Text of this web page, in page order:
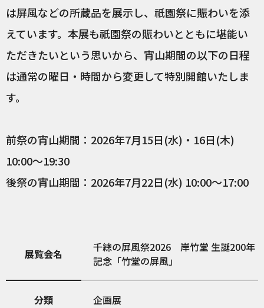
は屏風などの所蔵品を展示し、祇園祭に賑わいを添
えています。本展も祇園祭の賑わいとともに堪能い
ただきたいという思いから、宵山期間の以下の日程
は通常の曜日・時間から変更して特別開館いたしま
す。
前祭の宵山期間：2026年7月15日(水)・16日(木)
10:00〜19:30
後祭の宵山期間：2026年7月22日(水) 10:00〜17:00
展覧会名
千總の屏風祭2026 岸竹堂 生誕200年
記念「竹堂の屏風」
分類 企画展